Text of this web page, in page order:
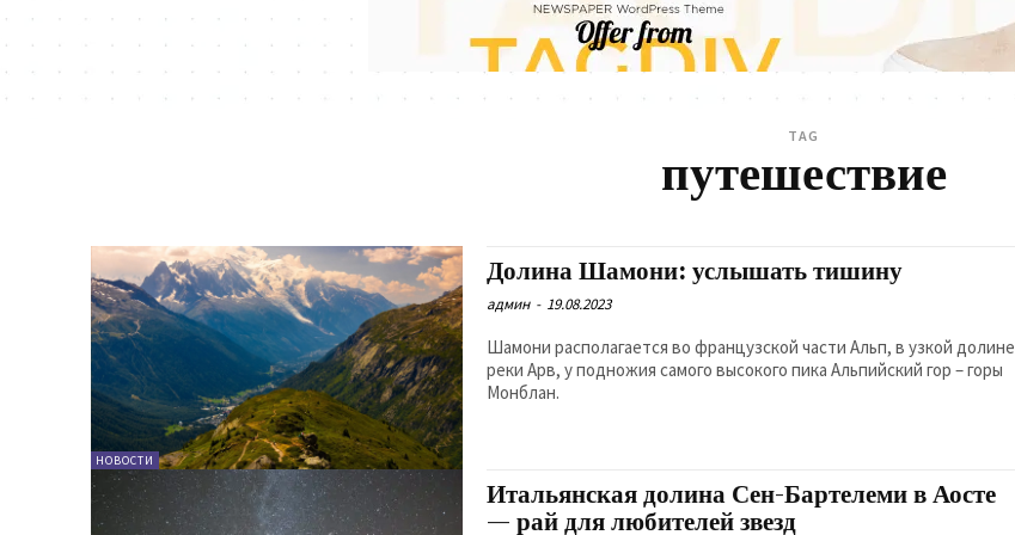
TAG
путешествие
НОВОСТИ
Долина Шамони: услышать тишину
админ - 19.08.2023
Шамони располагается во французской части Альп, в узкой долине
реки Арв, у подножия самого высокого пика Альпийский гор – горы
Монблан.
Итальянская долина Сен-Бартелеми в Аосте
— рай для любителей звезд